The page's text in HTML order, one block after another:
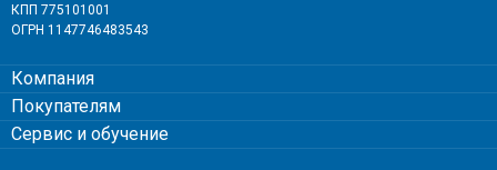
КПП 775101001
ОГРН 1147746483543
Компания
Покупателям
Сервис и обучение